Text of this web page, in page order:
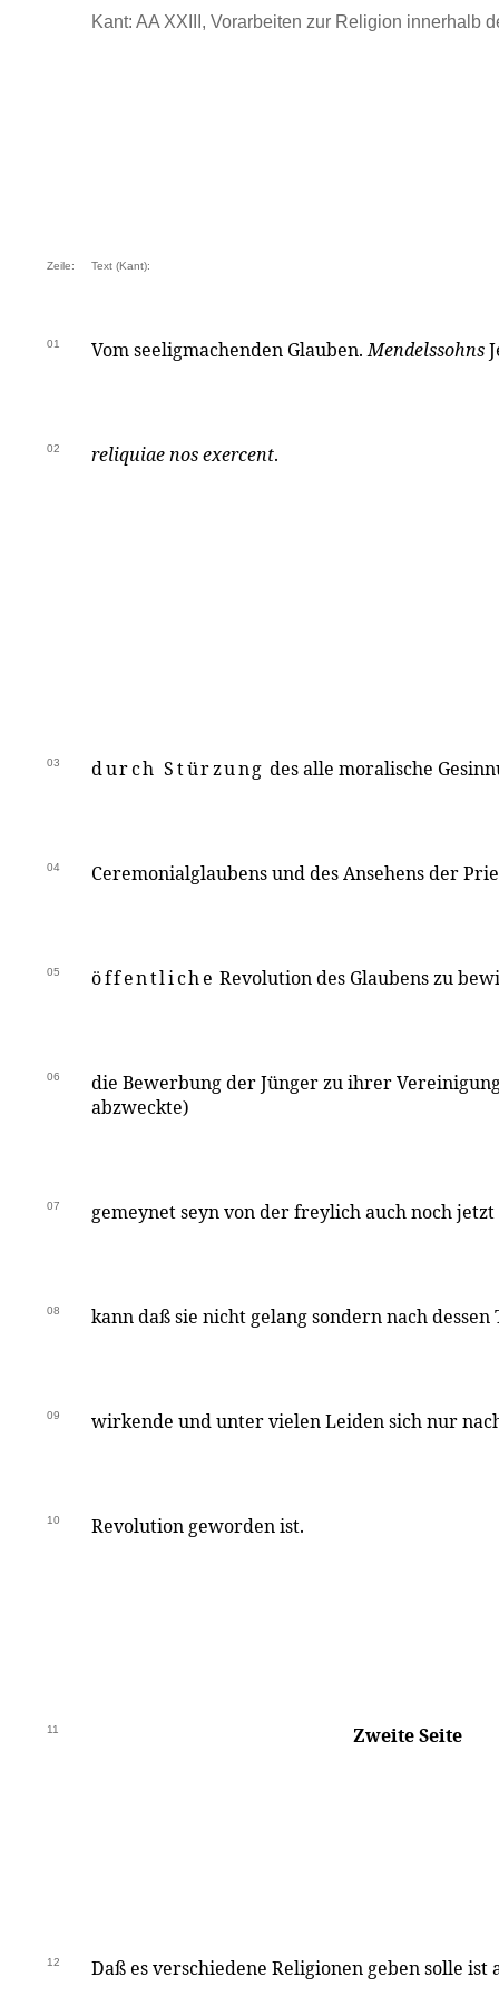
Kant: AA XXIII, Vorarbeiten zur Religion innerhalb
Zeile: Text (Kant):
01 Vom seeligmachenden Glauben.Mendelssohns
02 reliquiae nos exercent.
03 durch Stürzung des alle moralische
04 Ceremonialglaubens und des Ansehens der
05 öffentliche Revolution des Glaubens zu
06
die Bewerbung der Jünger zu ihrer
abzweckte)
07 gemeynet seyn von der freylich auch noch
08 kann daß sie nicht gelang sondern nach
09 wirkende und unter vielen Leiden sich nur
10 Revolution geworden ist.
11 Zweite Seite
12 Daß es verschiedene Religionen geben solle ist